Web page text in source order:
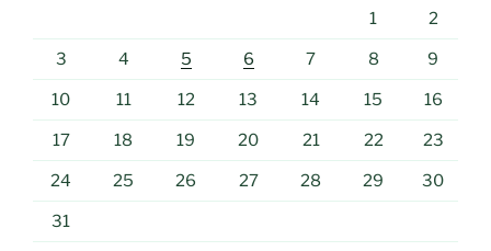
1 2
3 4 5 6 7 8 9
10 11 12 13 14 15 16
17 18 19 20 21 22 23
24 25 26 27 28 29 30
31